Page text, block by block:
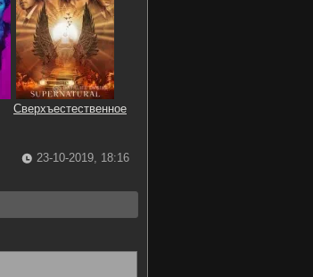
Сверхъестественное
23-10-2019, 18:16